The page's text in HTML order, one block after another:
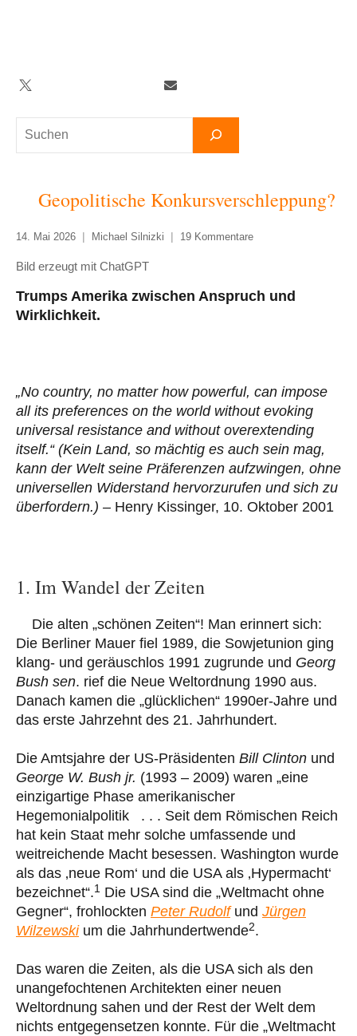
Suchen
Twitter TelegramNewsletter
Geopolitische Konkursverschleppung?
14. Mai 2026 Michael Silnizki 19 Kommentare
Bild erzeugt mit ChatGPT
Trumps Amerika zwischen Anspruch und
Wirklichkeit.
„No country, no matter how powerful, can impose
all its preferences on the world without evoking
universal resistance and without overextending
itself.“ (Kein Land, so mächtig es auch sein mag,
kann der Welt seine Präferenzen aufzwingen, ohne
universellen Widerstand hervorzurufen und sich zu
überfordern.) – Henry Kissinger, 10. Oktober 2001
1. Im Wandel der Zeiten
Die alten „schönen Zeiten“! Man erinnert sich:
Die Berliner Mauer fiel 1989, die Sowjetunion ging
klang- und geräuschlos 1991 zugrunde und Georg
Bush sen. rief die Neue Weltordnung 1990 aus.
Danach kamen die „glücklichen“ 1990er-Jahre und
das erste Jahrzehnt des 21. Jahrhundert.
Die Amtsjahre der US-Präsidenten Bill Clinton und
George W. Bush jr. (1993 – 2009) waren „eine
einzigartige Phase amerikanischer
Hegemonialpolitik . . . Seit dem Römischen Reich
hat kein Staat mehr solche umfassende und
weitreichende Macht besessen. Washington wurde
als das ‚neue Rom‘ und die USA als ‚Hypermacht‘
bezeichnet“.1 Die USA sind die „Weltmacht ohne
Gegner“, frohlockten Peter Rudolfund Jürgen
Wilzewskium die Jahrhundertwende2.
Das waren die Zeiten, als die USA sich als den
unangefochtenen Architekten einer neuen
Weltordnung sahen und der Rest der Welt dem
nichts entgegensetzen konnte. Für die „Weltmacht